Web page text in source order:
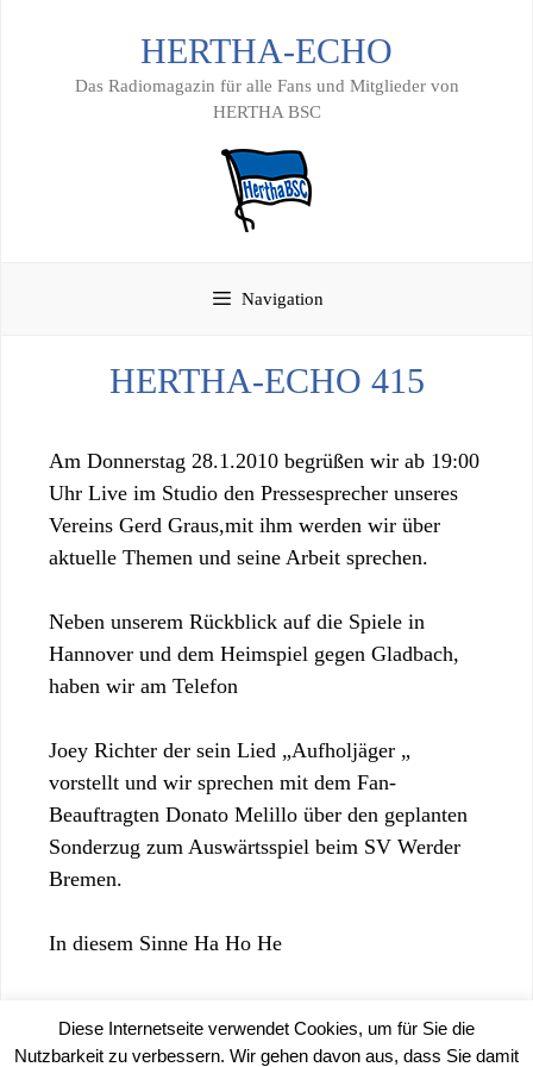
HERTHA-ECHO
Das Radiomagazin für alle Fans und Mitglieder von
HERTHA BSC
Navigation
HERTHA-ECHO 415
Am Donnerstag 28.1.2010 begrüßen wir ab 19:00
Uhr Live im Studio den Pressesprecher unseres
Vereins Gerd Graus,mit ihm werden wir über
aktuelle Themen und seine Arbeit sprechen.
Neben unserem Rückblick auf die Spiele in
Hannover und dem Heimspiel gegen Gladbach,
haben wir am Telefon
Joey Richter der sein Lied „Aufholjäger „
vorstellt und wir sprechen mit dem Fan-
Beauftragten Donato Melillo über den geplanten
Sonderzug zum Auswärtsspiel beim SV Werder
Bremen.
In diesem Sinne Ha Ho He
Diese Internetseite verwendet Cookies, um für Sie die
Nutzbarkeit zu verbessern. Wir gehen davon aus, dass Sie damit